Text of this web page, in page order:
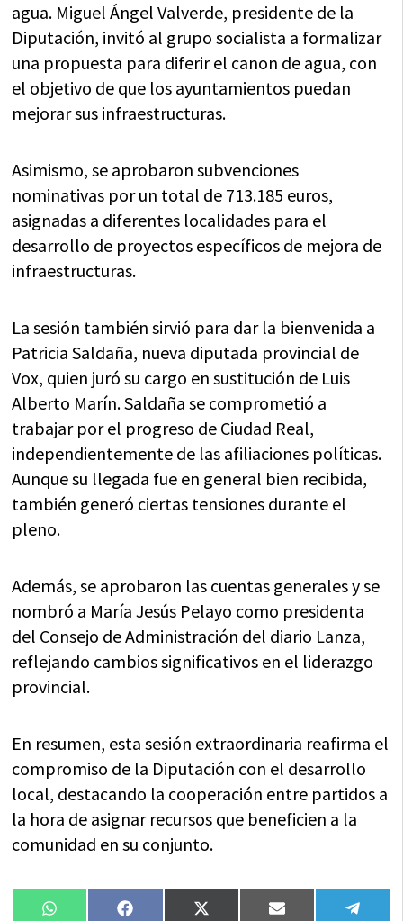
agua. Miguel Ángel Valverde, presidente de la
Diputación, invitó al grupo socialista a formalizar
una propuesta para diferir el canon de agua, con
el objetivo de que los ayuntamientos puedan
mejorar sus infraestructuras.
Asimismo, se aprobaron subvenciones
nominativas por un total de 713.185 euros,
asignadas a diferentes localidades para el
desarrollo de proyectos específicos de mejora de
infraestructuras.
La sesión también sirvió para dar la bienvenida a
Patricia Saldaña, nueva diputada provincial de
Vox, quien juró su cargo en sustitución de Luis
Alberto Marín. Saldaña se comprometió a
trabajar por el progreso de Ciudad Real,
independientemente de las afiliaciones políticas.
Aunque su llegada fue en general bien recibida,
también generó ciertas tensiones durante el
pleno.
Además, se aprobaron las cuentas generales y se
nombró a María Jesús Pelayo como presidenta
del Consejo de Administración del diario Lanza,
reflejando cambios significativos en el liderazgo
provincial.
En resumen, esta sesión extraordinaria reafirma el
compromiso de la Diputación con el desarrollo
local, destacando la cooperación entre partidos a
la hora de asignar recursos que beneficien a la
comunidad en su conjunto.
CompartirCompartirCompartirCompartir